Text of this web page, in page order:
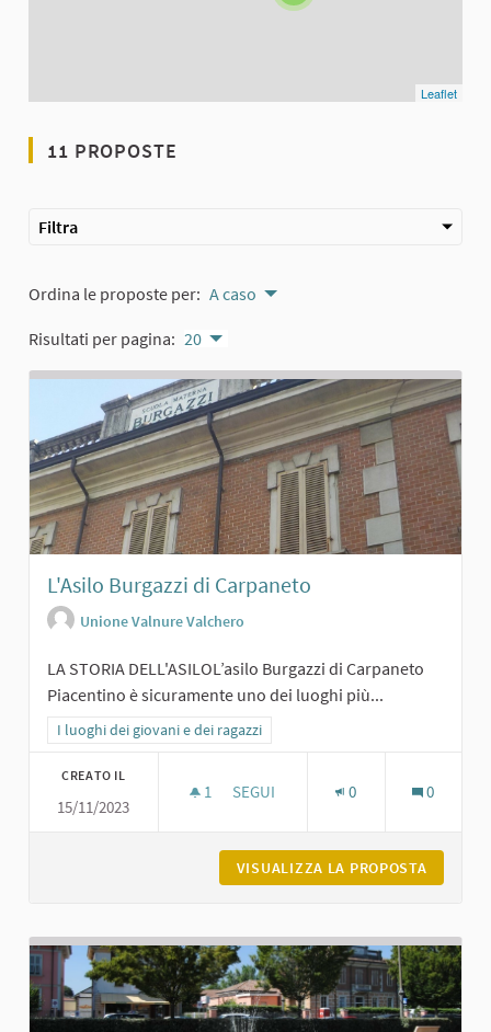
Leaflet
11 PROPOSTE
Filtra
Ordina le proposte per: A caso
Risultati per pagina: 20
L'Asilo Burgazzi di Carpaneto
Unione Valnure Valchero
LA STORIA DELL'ASILOL’asilo Burgazzi di Carpaneto
Piacentino è sicuramente uno dei luoghi più...
Filtra i risultati per categoria: I luoghi dei giovani e dei ragazzi
I luoghi dei giovani e dei ragazzi
CREATO IL
15/11/2023
1 1 SOSTENITORI
SEGUI 0 0
VISUALIZZA LA PROPOSTA